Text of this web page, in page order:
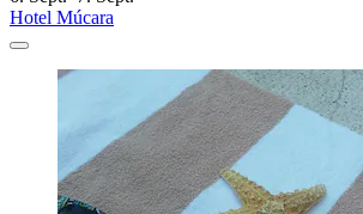
Hotel Múcara